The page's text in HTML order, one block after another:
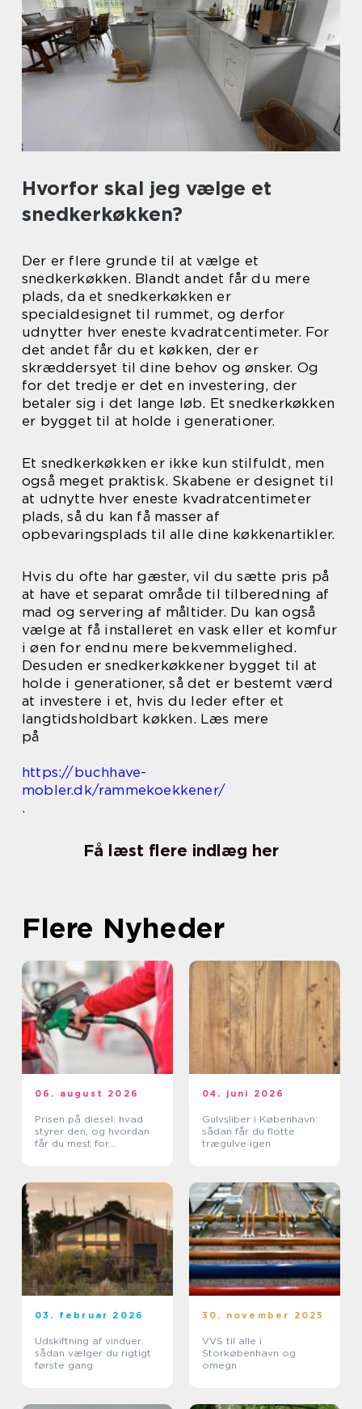
Hvorfor skal jeg vælge et
snedkerkøkken?
Der er flere grunde til at vælge et
snedkerkøkken. Blandt andet får du mere
plads, da et snedkerkøkken er
specialdesignet til rummet, og derfor
udnytter hver eneste kvadratcentimeter. For
det andet får du et køkken, der er
skræddersyet til dine behov og ønsker. Og
for det tredje er det en investering, der
betaler sig i det lange løb. Et snedkerkøkken
er bygget til at holde i generationer.
Et snedkerkøkken er ikke kun stilfuldt, men
også meget praktisk. Skabene er designet til
at udnytte hver eneste kvadratcentimeter
plads, så du kan få masser af
opbevaringsplads til alle dine køkkenartikler.
Hvis du ofte har gæster, vil du sætte pris på
at have et separat område til tilberedning af
mad og servering af måltider. Du kan også
vælge at få installeret en vask eller et komfur
i øen for endnu mere bekvemmelighed.
Desuden er snedkerkøkkener bygget til at
holde i generationer, så det er bestemt værd
at investere i et, hvis du leder efter et
langtidsholdbart køkken. Læs mere
på
https://buchhave-
mobler.dk/rammekoekkener/
.
Få læst flere indlæg her
Flere Nyheder
06. august 2026
Prisen på diesel: hvad
styrer den, og hvordan
får du mest for
04. juni 2026
Gulvsliber i København:
sådan får du flotte
trægulve igen
03. februar 2026
Udskiftning af vinduer:
sådan vælger du rigtigt
første gang
30. november 2025
VVS til alle i
Storkøbenhavn og
omegn